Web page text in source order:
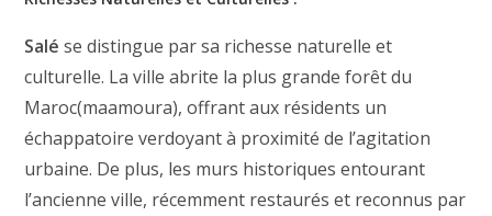
Salé se distingue par sa richesse naturelle et
culturelle. La ville abrite la plus grande forêt du
Maroc(maamoura), offrant aux résidents un
échappatoire verdoyant à proximité de l’agitation
urbaine. De plus, les murs historiques entourant
l’ancienne ville, récemment restaurés et reconnus par